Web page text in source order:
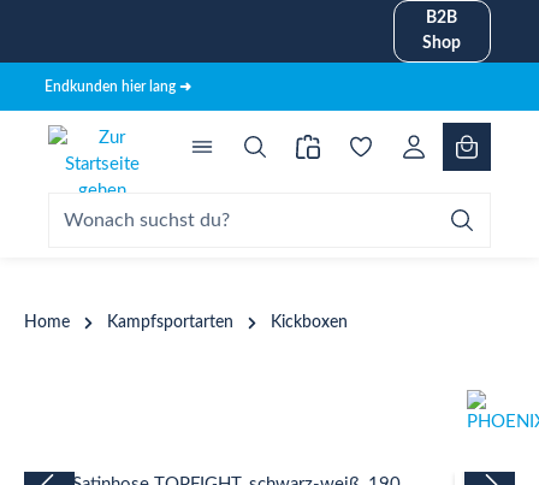
B2B
Shop
Endkunden hier lang ➜
Home Kampfsportarten Kickboxen